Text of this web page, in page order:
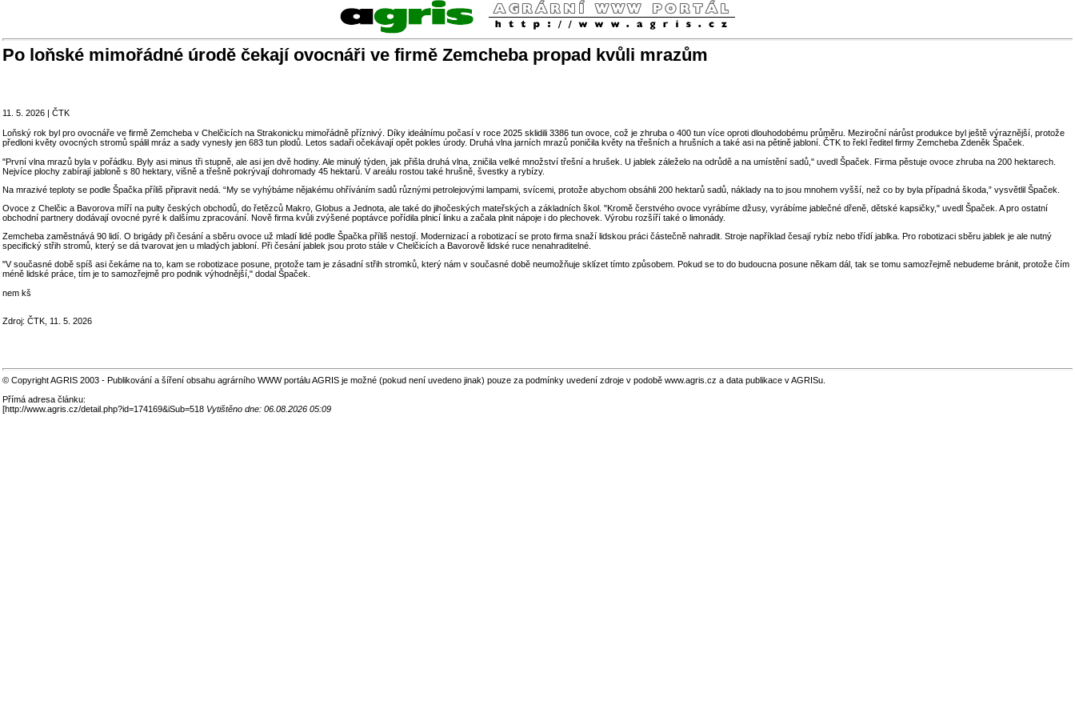
Po loňské mimořádné úrodě čekají ovocnáři ve firmě Zemcheba propad kvůli mrazům
11. 5. 2026 | ČTK
Loňský rok byl pro ovocnáře ve firmě Zemcheba v Chelčicích na Strakonicku mimořádně příznivý. Díky ideálnímu počasí v roce 2025 sklidili 3386 tun ovoce, což je zhruba o 400 tun více oproti dlouhodobému průměru. Meziroční nárůst produkce byl ještě výraznější, protože
předloni květy ovocných stromů spálil mráz a sady vynesly jen 683 tun plodů. Letos sadaři očekávají opět pokles úrody. Druhá vlna jarních mrazů poničila květy na třešních a hrušních a také asi na pětině jabloní. ČTK to řekl ředitel firmy Zemcheba Zdeněk Špaček.
"První vlna mrazů byla v pořádku. Byly asi minus tři stupně, ale asi jen dvě hodiny. Ale minulý týden, jak přišla druhá vlna, zničila velké množství třešní a hrušek. U jablek záleželo na odrůdě a na umístění sadů," uvedl Špaček. Firma pěstuje ovoce zhruba na 200 hektarech.
Nejvíce plochy zabírají jabloně s 80 hektary, višně a třešně pokrývají dohromady 45 hektarů. V areálu rostou také hrušně, švestky a rybízy.
Na mrazivé teploty se podle Špačka příliš připravit nedá. “My se vyhýbáme nějakému ohříváním sadů různými petrolejovými lampami, svícemi, protože abychom obsáhli 200 hektarů sadů, náklady na to jsou mnohem vyšší, než co by byla případná škoda,” vysvětlil Špaček.
Ovoce z Chelčic a Bavorova míří na pulty českých obchodů, do řetězců Makro, Globus a Jednota, ale také do jihočeských mateřských a základních škol. "Kromě čerstvého ovoce vyrábíme džusy, vyrábíme jablečné dřeně, dětské kapsičky," uvedl Špaček. A pro ostatní
obchodní partnery dodávají ovocné pyré k dalšímu zpracování. Nově firma kvůli zvýšené poptávce pořídila plnicí linku a začala plnit nápoje i do plechovek. Výrobu rozšíří také o limonády.
Zemcheba zaměstnává 90 lidí. O brigády při česání a sběru ovoce už mladí lidé podle Špačka příliš nestojí. Modernizací a robotizací se proto firma snaží lidskou práci částečně nahradit. Stroje například česají rybíz nebo třídí jablka. Pro robotizaci sběru jablek je ale nutný
specifický střih stromů, který se dá tvarovat jen u mladých jabloní. Při česání jablek jsou proto stále v Chelčicích a Bavorově lidské ruce nenahraditelné.
"V současné době spíš asi čekáme na to, kam se robotizace posune, protože tam je zásadní střih stromků, který nám v současné době neumožňuje sklízet tímto způsobem. Pokud se to do budoucna posune někam dál, tak se tomu samozřejmě nebudeme bránit, protože čím
méně lidské práce, tím je to samozřejmě pro podnik výhodnější," dodal Špaček.
nem kš
Zdroj: ČTK, 11. 5. 2026
© Copyright AGRIS 2003 - Publikování a šíření obsahu agrárního WWW portálu AGRIS je možné (pokud není uvedeno jinak) pouze za podmínky uvedení zdroje v podobě www.agris.cz a data publikace v AGRISu.
Přímá adresa článku:
[http://www.agris.cz/detail.php?id=174169&iSub=518 Vytištěno dne: 06.08.2026 05:09